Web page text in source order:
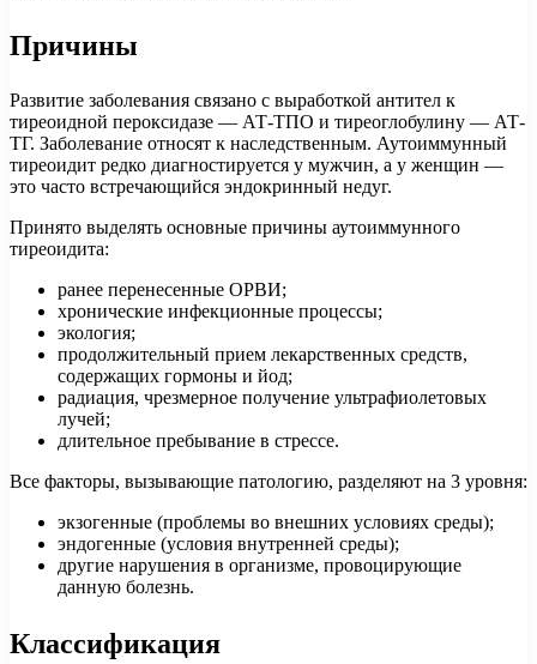
Причины
Развитие заболевания связано с выработкой антител к
тиреоидной пероксидазе — АТ-ТПО и тиреоглобулину — АТ-
ТГ. Заболевание относят к наследственным. Аутоиммунный
тиреоидит редко диагностируется у мужчин, а у женщин —
это часто встречающийся эндокринный недуг.
Принято выделять основные причины аутоиммунного
тиреоидита:
ранее перенесенные ОРВИ;
хронические инфекционные процессы;
экология;
продолжительный прием лекарственных средств,
содержащих гормоны и йод;
радиация, чрезмерное получение ультрафиолетовых
лучей;
длительное пребывание в стрессе.
Все факторы, вызывающие патологию, разделяют на 3 уровня:
экзогенные (проблемы во внешних условиях среды);
эндогенные (условия внутренней среды);
другие нарушения в организме, провоцирующие
данную болезнь.
Классификация